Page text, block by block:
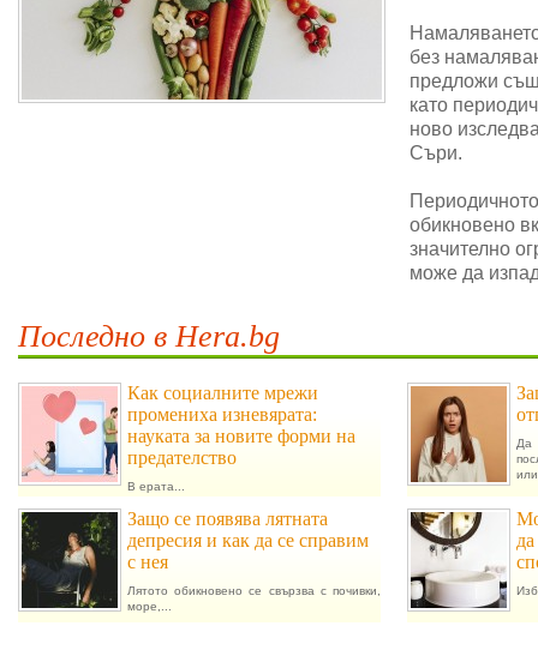
без
предложи
като
ново
Съри.
обикновено
значително
може да
Последно в Hera.bg
Как социалните мрежи
промениха изневярата:
науката за новите форми на
предателство
В ерата...
Да
Защо се появява лятната
депресия и как да се справим
с нея
Лятото обикновено се свързва с почивки,
море,...